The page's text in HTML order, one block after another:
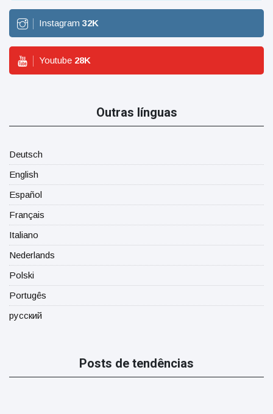
Instagram 32K
Youtube 28K
Outras línguas
Deutsch
English
Español
Français
Italiano
Nederlands
Polski
Portugês
русский
Posts de tendências